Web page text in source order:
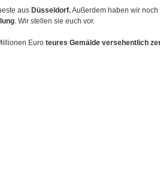
aus Düsseldorf.Außerdem haben wir
. Wir stellen sie euch vor.
Euro teures Gemälde versehentlich